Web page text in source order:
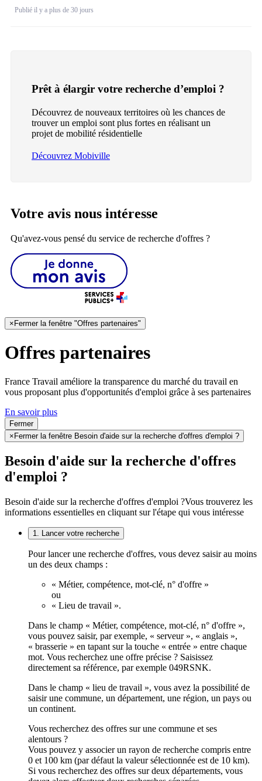
Publié il y a plus de 30 jours
Prêt à élargir votre recherche d’emploi ?
Découvrez de nouveaux territoires où les chances de
trouver un emploi sont plus fortes en réalisant un
projet de mobilité résidentielle
Découvrez Mobiville
Votre avis nous intéresse
Qu'avez-vous pensé du service de recherche d'offres ?
×Fermer la fenêtre "Offres partenaires"
Offres partenaires
France Travail améliore la transparence du marché du travail en
vous proposant plus d'opportunités d'emploi grâce à ses partenaires
En savoir plus
Fermer
×Fermer la fenêtre Besoin d'aide sur la recherche d'offres d'emploi ?
Besoin d'aide sur la recherche d'offres
d'emploi ?
Besoin d'aide sur la recherche d'offres d'emploi ?Vous trouverez les
informations essentielles en cliquant sur l'étape qui vous intéresse
1. Lancer votre recherche
Pour lancer une recherche d'offres, vous devez saisir au moins
un des deux champs :
« Métier, compétence, mot-clé, n° d'offre »
ou
« Lieu de travail ».
Dans le champ « Métier, compétence, mot-clé, n° d'offre »,
vous pouvez saisir, par exemple, « serveur », « anglais »,
« brasserie » en tapant sur la touche « entrée » entre chaque
mot. Vous recherchez une offre précise ? Saisissez
directement sa référence, par exemple 049RSNK.
Dans le champ « lieu de travail », vous avez la possibilité de
saisir une commune, un département, une région, un pays ou
un continent.
Vous recherchez des offres sur une commune et ses
alentours ?
Vous pouvez y associer un rayon de recherche compris entre
0 et 100 km (par défaut la valeur sélectionnée est de 10 km).
Si vous recherchez des offres sur deux départements, vous